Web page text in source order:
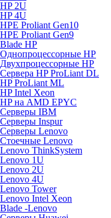
HP 2U
HP 4U
HPE Proliant Gen10
HPE Proliant Gen9
Blade HP
Однопроцессорные HP
Двухпроцессорные HP
Сервера HP ProLiant DL
HP ProLiant ML
HP Intel Xeon
HP на AMD EPYC
Серверы IBM
Серверы Inspur
Серверы Lenovo
Стоечные Lenovo
Lenovo ThinkSystem
Lenovo 1U
Lenovo 2U
Lenovo 4U
Lenovo Tower
Lenovo Intel Xeon
Blade -Lenovo